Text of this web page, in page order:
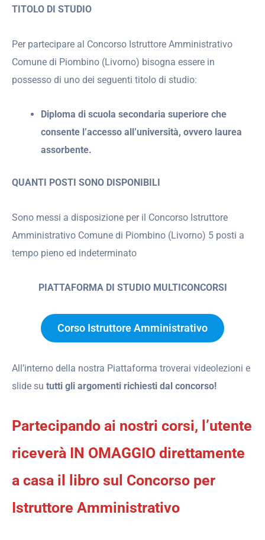
TITOLO DI STUDIO
Per partecipare al Concorso Istruttore Amministrativo
Comune di Piombino (Livorno) bisogna essere in
possesso di uno dei seguenti titolo di studio:
Diploma di scuola secondaria superiore che
consente l’accesso all’università, ovvero laurea
assorbente.
QUANTI POSTI SONO DISPONIBILI
Sono messi a disposizione per il Concorso Istruttore
Amministrativo Comune di Piombino (Livorno) 5 posti a
tempo pieno ed indeterminato
PIATTAFORMA DI STUDIO MULTICONCORSI
Corso Istruttore Amministrativo
All’interno della nostra Piattaforma troverai videolezioni e
slide su tutti gli argomenti richiesti dal concorso!
Partecipando ai nostri corsi, l’utente
riceverà IN OMAGGIO direttamente
a casa il libro sul Concorso per
Istruttore Amministrativo